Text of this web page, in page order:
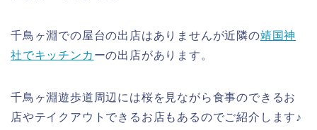
千鳥ヶ淵での屋台の出店はありませんが近隣の靖国神
社でキッチンカ ーの出店があります。
千鳥ヶ淵遊歩道周辺には桜を見ながら食事のできるお
店やテイクアウトできるお店もあるのでご紹介します♪